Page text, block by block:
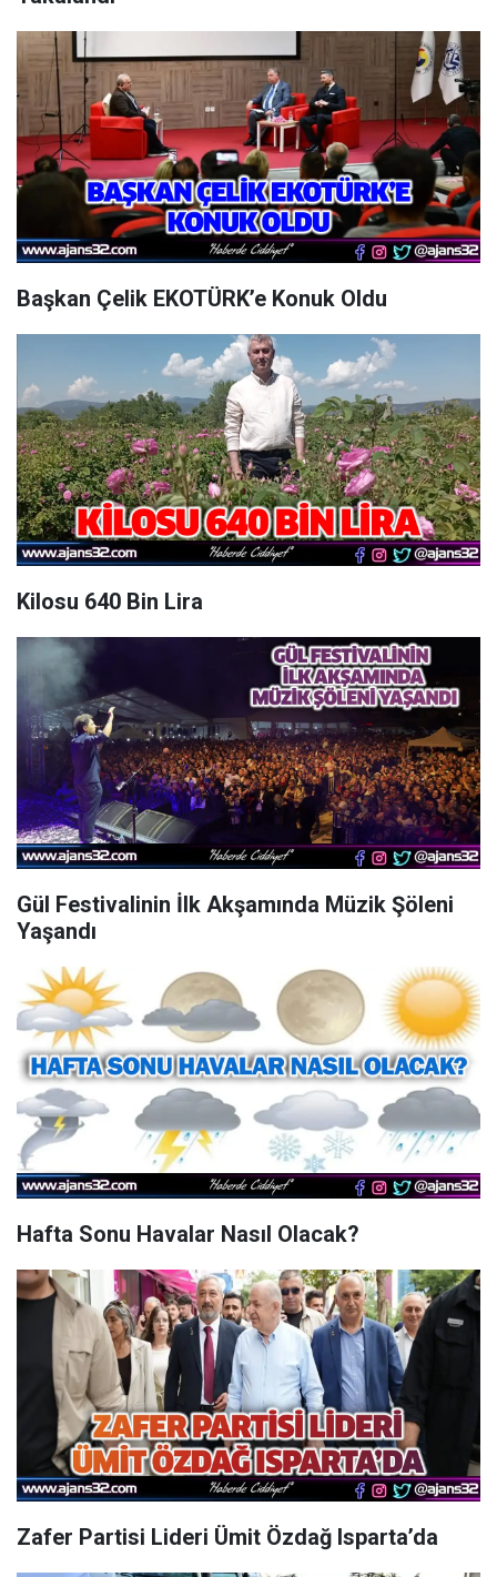
Başkan Çelik EKOTÜRK’e Konuk Oldu
Kilosu 640 Bin Lira
Gül Festivalinin İlk Akşamında Müzik Şöleni
Yaşandı
Hafta Sonu Havalar Nasıl Olacak?
Zafer Partisi Lideri Ümit Özdağ Isparta’da